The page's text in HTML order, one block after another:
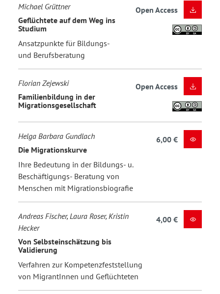
Michael Grüttner
Geflüchtete auf dem Weg ins
Studium
Ansatzpunkte für Bildungs-
und Berufsberatung
Open Access
Florian Zejewski
Familienbildung in der
Migrationsgesellschaft
Open Access
Helga Barbara Gundlach
Die Migrationskurve
Ihre Bedeutung in der Bildungs- u.
Beschäftigungs- Beratung von
Menschen mit Migrationsbiografie
6,00 €
Andreas Fischer, Laura Roser, Kristin
Hecker
Von Selbsteinschätzung bis
Validierung
Verfahren zur Kompetenzfeststellung
von MigrantInnen und Geflüchteten
4,00 €